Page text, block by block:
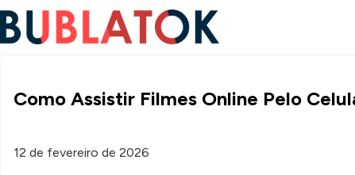
Como Assistir Filmes Online Pelo
12 de fevereiro de 2026